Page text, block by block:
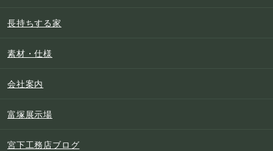
長持ちする家
素材・仕様
会社案内
富塚展示場
宮下工務店ブログ